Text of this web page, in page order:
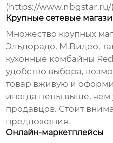
(https://
Крупные сетевые
Множество крупных
Эльдорадо, М.Видео,
кухонные комбайны
удобство выбора,
товар вживую и
иногда цены выше,
продавцов. Стоит
предложения.
Онлайн-маркетплейсы